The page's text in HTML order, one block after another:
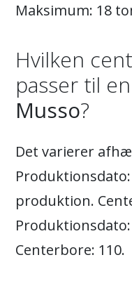
Maksimum: 18
Hvilken
passer til en
Musso?
Det varierer
Produktionsdato:
produktion.
Produktionsdato:
Centerbore: 110.